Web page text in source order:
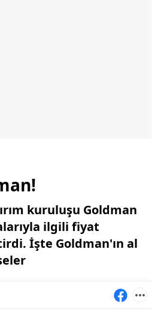
kuruluşu Goldman
ilgili fiyat
İşte Goldman'ın al